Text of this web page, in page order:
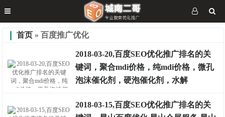
首页 » 百度推广优化
2018-03-20,百度SEO优化推广排名的关
键词，聚合mdi价格，纯mdi价格，微孔
泡沫催化剂，硬泡催化剂，水解
2018-03-15,百度SEO优化推广排名的关